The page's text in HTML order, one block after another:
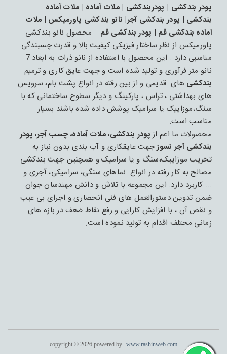
پودر بندکشی | پودربندکشی | ملات آماده | ملات آماده
بندکشی | پودر بندکشی آجر| نانو بندکشی پاورمیکس | ملات
اماده بندکشی قم | پودر بندکشی قم
محصول نانو بندکشی
پاورمیکس از نظر ساختار فیزیکی کیفیت بالا و قدرت چسبندگی
مناسبی دارد . این محصول با استفاده از نانو ذرات به ابعاد 7
نانو متر فرآوری و تولید شده است و جهت عایق کاری و ترمیم
بندکشی های قدیمی و از بین رفته در انواع پشت بام، سرویس
های بهداشتی ، تراس ، پارکینگ و دیگر سطوح ساختمانی که با
سنگ،موزاییک یا سرامیک پوشش داده شده باشند بسیار
مناسب است.
محصولات ما اعم از پودر بندکشی، ملات آماده، چسب آجر، پودر
بندکشی آجر نسوزجهت عایقکاری و آب بندی بدون نیاز به
تخریب موزاییک،سنگ و یا سرامیک و همچنین جهت بندکشی
مصالح به کار رفته در انواع نماهای سنگی، سرامیکی، آجری و
... کاربرد دارد. این مجموعه با تلاش و دانش مهندسان جوان
ضمن تدوین دستورالعمل های فنی انحصاری و اجرای بی عیب
و نقص آن ، با افزایش کارایی و رفع نقاط ضعف در بازه های
زمانی محتلف اقدام به تولید نموده است.
copyright © 2026 powered by www.rashinweb.com